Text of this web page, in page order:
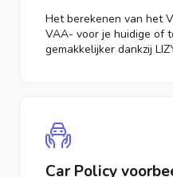
Het berekenen van het
VAA- voor je huidige of
gemakkelijker dankzij
Car Policy